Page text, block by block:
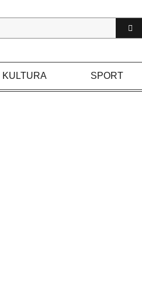
KULTURA SPORT